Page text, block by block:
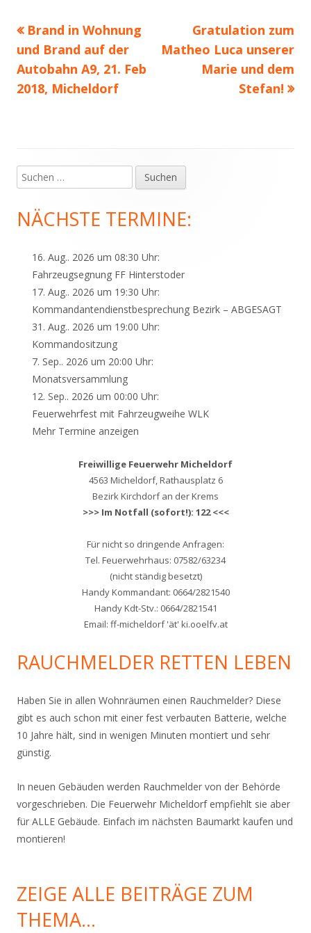
Beitragsnavigation
Vorheriger
Beitrag:
Brand in Wohnung
und Brand auf der
Autobahn A9, 21. Feb
2018, Micheldorf
Nächster
Beitrag
Gratulation zum
Matheo Luca unserer
Marie und dem
Stefan!
Haupt-
Seitenleiste
Suchen
nach:
NÄCHSTE TERMINE:
16. Aug.. 2026 um 08:30 Uhr:
Fahrzeugsegnung FF Hinterstoder
17. Aug.. 2026 um 19:30 Uhr:
Kommandantendienstbesprechung Bezirk – ABGESAGT
31. Aug.. 2026 um 19:00 Uhr:
Kommandositzung
7. Sep.. 2026 um 20:00 Uhr:
Monatsversammlung
12. Sep.. 2026 um 00:00 Uhr:
Feuerwehrfest mit Fahrzeugweihe WLK
Mehr Termine anzeigen
Freiwillige Feuerwehr Micheldorf
4563 Micheldorf, Rathausplatz 6
Bezirk Kirchdorf an der Krems
>>> Im Notfall (sofort!): 122 <<<
Für nicht so dringende Anfragen:
Tel. Feuerwehrhaus: 07582/63234
(nicht ständig besetzt)
Handy Kommandant: 0664/2821540
Handy Kdt-Stv.: 0664/2821541
Email: ff-micheldorf 'ät' ki.ooelfv.at
RAUCHMELDER RETTEN LEBEN
Haben Sie in allen Wohnräumen einen Rauchmelder? Diese
gibt es auch schon mit einer fest verbauten Batterie, welche
10 Jahre hält, sind in wenigen Minuten montiert und sehr
günstig.
In neuen Gebäuden werden Rauchmelder von der Behörde
vorgeschrieben. Die Feuerwehr Micheldorf empfiehlt sie aber
für ALLE Gebäude. Einfach im nächsten Baumarkt kaufen und
montieren!
ZEIGE ALLE BEITRÄGE ZUM
THEMA…